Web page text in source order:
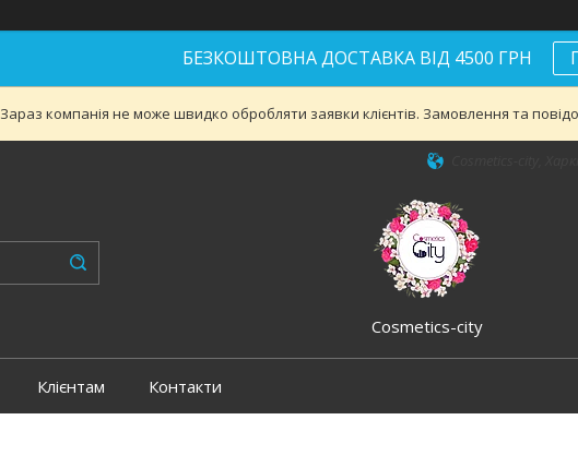
БЕЗКОШТОВНА ДОСТАВКА ВІД 4500 ГРН
Зараз компанія не може швидко обробляти заявки клієнтів. Замовлення та
Cosmetics-city
Клієнтам Контакти